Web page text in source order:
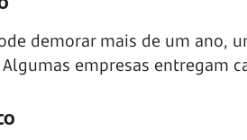
demorar mais de um ano,
empresas entregam